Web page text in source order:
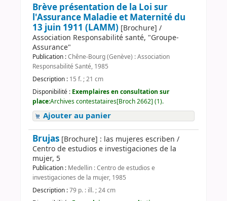
Brève présentation de la Loi sur
l'Assurance Maladie et Maternité du
13 juin 1911 (LAMM) [Brochure] /
Association Responsabilité santé, "Groupe-
Assurance"
Publication :Chêne-Bourg (Genève) : Association
Responsabilité Santé, 1985
Description : 15 f. ; 21 cm
Disponibilité : Exemplaires en consultation sur
place:Archives contestataires[Broch 2662] (1).
Ajouter au panier
Brujas [Brochure] : las mujeres escriben /
Centro de estudios e investigaciones de la
mujer, 5
Publication : Medellin : Centro de estudios e
investigaciones de la mujer, 1985
Description :79 p. : ill. ; 24 cm